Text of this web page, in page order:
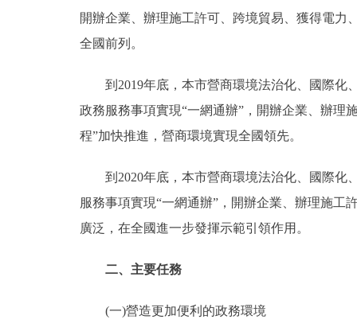
開辦企業、辦理施工許可、跨境貿易、獲得電力
全國前列。
到2019年底，本市營商環境法治化、國際化、
政務服務事項實現“一網通辦”，開辦企業、辦理
程”加快推進，營商環境實現全國領先。
到2020年底，本市營商環境法治化、國際化、
服務事項實現“一網通辦”，開辦企業、辦理施工
廣泛，在全國進一步發揮示範引領作用。
二、主要任務
(一)營造更加便利的政務環境